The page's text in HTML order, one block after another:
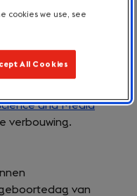
City of Culture
new
van meer dan
and Media
verbouwing.
van
cookies we use, see
All Cookies